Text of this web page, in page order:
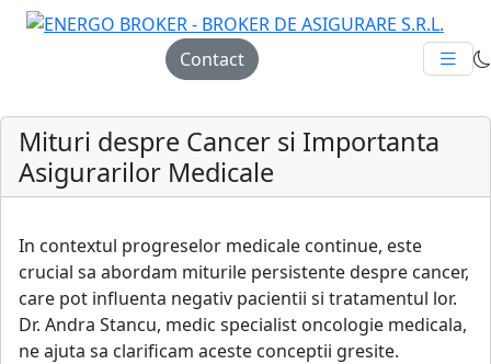
Contact
Mituri despre Cancer si Importanta
Asigurarilor Medicale
In contextul progreselor medicale continue, este
crucial sa abordam miturile persistente despre cancer,
care pot influenta negativ pacientii si tratamentul lor.
Dr. Andra Stancu, medic specialist oncologie medicala,
ne ajuta sa clarificam aceste conceptii gresite.